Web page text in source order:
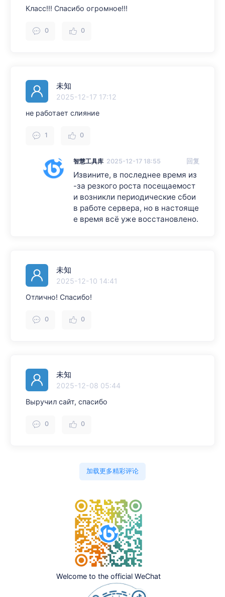
Класс!!! Спасибо огромное!!!
0 0
未知
2025-12-17 17:12
не работает слияние
1 0
智慧工具库 2025-12-17 18:55 回复
Извините, в последнее время из
-за резкого роста посещаемост
и возникли периодические сбои
в работе сервера, но в настояще
е время всё уже восстановлено.
未知
2025-12-10 14:41
Отлично! Спасибо!
0 0
未知
2025-12-08 05:44
Выручил сайт, спасибо
0 0
加载更多精彩评论
Welcome to the official WeChat